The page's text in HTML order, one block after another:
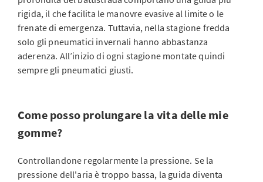
rigida, il che facilita le manovre evasive al limite o le
frenate di emergenza. Tuttavia, nella stagione fredda
solo gli pneumatici invernali hanno abbastanza
aderenza. All’inizio di ogni stagione montate quindi
sempre gli pneumatici giusti.
Come posso prolungare la vita delle mie
gomme?
Controllandone regolarmente la pressione. Se la
pressione dell'aria è troppo bassa, la guida diventa